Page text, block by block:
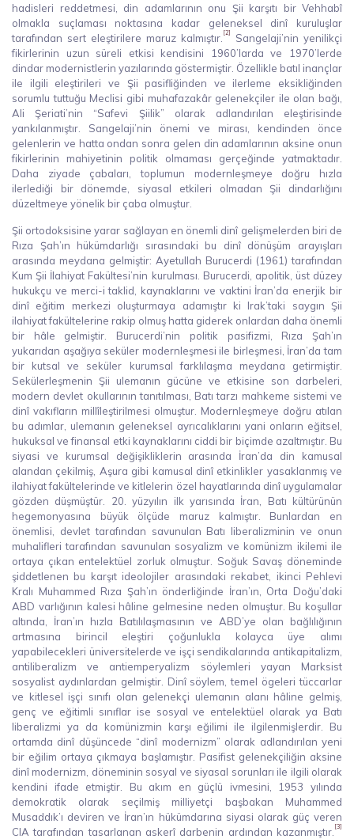
hadisleri reddetmesi, din adamlarının onu Şii karşıtı bir Vehhabî
olmakla suçlaması noktasına kadar geleneksel dinî kuruluşlar
tarafından sert eleştirilere maruz kalmıştır. [2]
Sangelaji’nin yenilikçi
fikirlerinin uzun süreli etkisi kendisini 1960’larda ve 1970’lerde
dindar modernistlerin yazılarında göstermiştir. Özellikle batıl inançlar
ile ilgili eleştirileri ve Şii pasifliğinden ve ilerleme eksikliğinden
sorumlu tuttuğu Meclisi gibi muhafazakâr gelenekçiler ile olan bağı,
Ali Şeriati’nin “Safevi Şiilik” olarak adlandırılan eleştirisinde
yankılanmıştır. Sangelaji’nin önemi ve mirası, kendinden önce
gelenlerin ve hatta ondan sonra gelen din adamlarının aksine onun
fikirlerinin mahiyetinin politik olmaması gerçeğinde yatmaktadır.
Daha ziyade çabaları, toplumun modernleşmeye doğru hızla
ilerlediği bir dönemde, siyasal etkileri olmadan Şii dindarlığını
düzeltmeye yönelik bir çaba olmuştur.
Şii ortodoksisine yarar sağlayan en önemli dinî gelişmelerden biri de
Rıza Şah’ın hükümdarlığı sırasındaki bu dinî dönüşüm arayışları
arasında meydana gelmiştir: Ayetullah Burucerdi (1961) tarafından
Kum Şii İlahiyat Fakültesi’nin kurulması. Burucerdi, apolitik, üst düzey
hukukçu ve merci-i taklid, kaynaklarını ve vaktini İran’da enerjik bir
dinî eğitim merkezi oluşturmaya adamıştır ki Irak’taki saygın Şii
ilahiyat fakültelerine rakip olmuş hatta giderek onlardan daha önemli
bir hâle gelmiştir. Burucerdi’nin politik pasifizmi, Rıza Şah’ın
yukarıdan aşağıya seküler modernleşmesi ile birleşmesi, İran’da tam
bir kutsal ve seküler kurumsal farklılaşma meydana getirmiştir.
Sekülerleşmenin Şii ulemanın gücüne ve etkisine son darbeleri,
modern devlet okullarının tanıtılması, Batı tarzı mahkeme sistemi ve
dinî vakıfların millîleştirilmesi olmuştur. Modernleşmeye doğru atılan
bu adımlar, ulemanın geleneksel ayrıcalıklarını yani onların eğitsel,
hukuksal ve finansal etki kaynaklarını ciddi bir biçimde azaltmıştır. Bu
siyasi ve kurumsal değişikliklerin arasında İran’da din kamusal
alandan çekilmiş, Aşura gibi kamusal dinî etkinlikler yasaklanmış ve
ilahiyat fakültelerinde ve kitlelerin özel hayatlarında dinî uygulamalar
gözden düşmüştür. 20. yüzyılın ilk yarısında İran, Batı kültürünün
hegemonyasına büyük ölçüde maruz kalmıştır. Bunlardan en
önemlisi, devlet tarafından savunulan Batı liberalizminin ve onun
muhalifleri tarafından savunulan sosyalizm ve komünizm ikilemi ile
ortaya çıkan entelektüel zorluk olmuştur. Soğuk Savaş döneminde
şiddetlenen bu karşıt ideolojiler arasındaki rekabet, ikinci Pehlevi
Kralı Muhammed Rıza Şah’ın önderliğinde İran’ın, Orta Doğu’daki
ABD varlığının kalesi hâline gelmesine neden olmuştur. Bu koşullar
altında, İran’ın hızla Batılılaşmasının ve ABD’ye olan bağlılığının
artmasına birincil eleştiri çoğunlukla kolayca üye alımı
yapabilecekleri üniversitelerde ve işçi sendikalarında antikapitalizm,
antiliberalizm ve antiemperyalizm söylemleri yayan Marksist
sosyalist aydınlardan gelmiştir. Dinî söylem, temel ögeleri tüccarlar
ve kitlesel işçi sınıfı olan gelenekçi ulemanın alanı hâline gelmiş,
genç ve eğitimli sınıflar ise sosyal ve entelektüel olarak ya Batı
liberalizmi ya da komünizmin karşı eğilimi ile ilgilenmişlerdir. Bu
ortamda dinî düşüncede “dinî modernizm” olarak adlandırılan yeni
bir eğilim ortaya çıkmaya başlamıştır. Pasifist gelenekçiliğin aksine
dinî modernizm, döneminin sosyal ve siyasal sorunları ile ilgili olarak
kendini ifade etmiştir. Bu akım en güçlü ivmesini, 1953 yılında
demokratik olarak seçilmiş milliyetçi başbakan Muhammed
Musaddık’ı deviren ve İran’ın hükümdarına siyasi olarak güç veren
CIA tarafından tasarlanan askerî darbenin ardından kazanmıştır. [3]